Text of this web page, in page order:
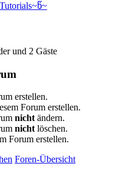
und 2 Gäste
erstellen.
Forum erstellen.
nichtändern.
nichtlöschen.
Forum erstellen.
Foren-Übersicht